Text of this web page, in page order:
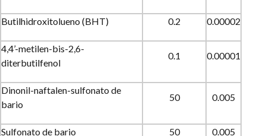
Butilhidroxitolueno (BHT) 0.2 0.00002
4,4’-metilen-bis-2,6-
diterbutilfenol
0.1 0.00001
Dinonil-naftalen-sulfonato de
bario
50 0.005
Sulfonato de bario 50 0.005